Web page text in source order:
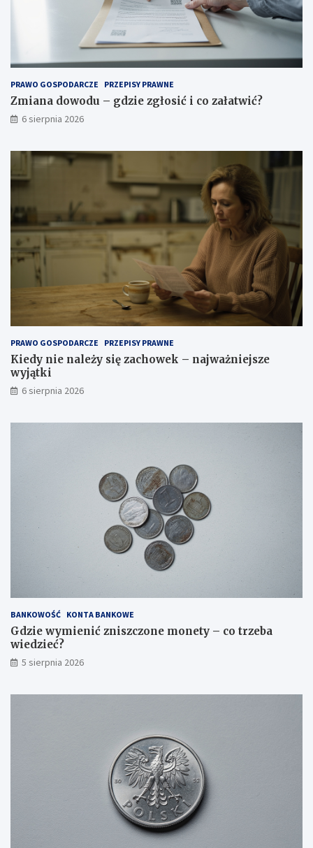
PRAWO GOSPODARCZE PRZEPISY PRAWNE
Zmiana dowodu – gdzie zgłosić i co załatwić?
6 sierpnia 2026
PRAWO GOSPODARCZE PRZEPISY PRAWNE
Kiedy nie należy się zachowek – najważniejsze
wyjątki
6 sierpnia 2026
BANKOWOŚĆ KONTA BANKOWE
Gdzie wymienić zniszczone monety – co trzeba
wiedzieć?
5 sierpnia 2026